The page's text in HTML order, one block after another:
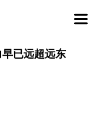
已远超远东